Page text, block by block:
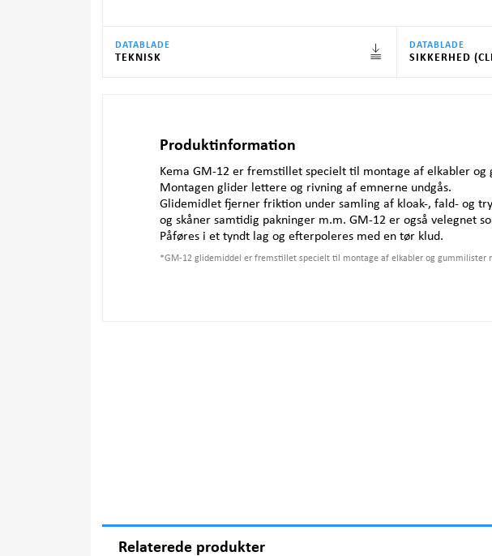
DATABLADE
TEKNISK
DATABLADE
SIKKERHED
Produktinformation
Kema GM-12 er fremstillet specielt til montage af elkabler og
Montagen glider lettere og rivning af emnerne undgås.
Glidemidlet fjerner friktion under samling af kloak-, fald- og
og skåner samtidig pakninger m.m. GM-12 er også velegnet
Påføres i et tyndt lag og efterpoleres med en tør klud.
*GM-12 glidemiddel er fremstillet specielt til montage af elkabler og gummilister
Relaterede produkter